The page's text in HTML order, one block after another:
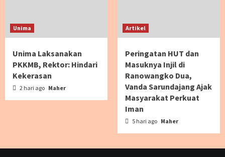
Unima
Unima Laksanakan
PKKMB, Rektor: Hindari
Kekerasan
2 hari ago Maher
Artikel
Peringatan HUT dan
Masuknya Injil di
Ranowangko Dua,
Vanda Sarundajang Ajak
Masyarakat Perkuat
Iman
5 hari ago Maher